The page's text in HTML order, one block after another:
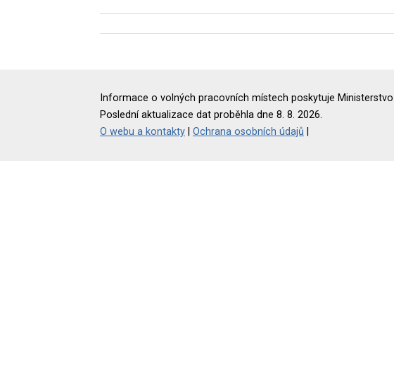
Informace o volných pracovních místech poskytuje
Poslední aktualizace dat proběhla dne 8. 8. 2026.
O webu a kontakty
Ochrana osobních údajů